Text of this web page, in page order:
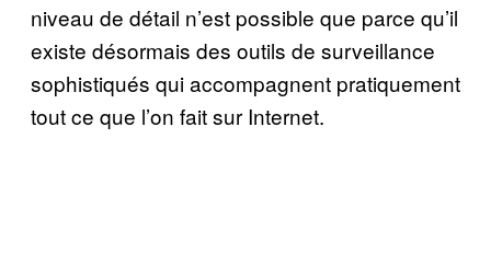
niveau de détail n’est possible que parce qu’il
existe désormais des outils de surveillance
sophistiqués qui accompagnent pratiquement
tout ce que l’on fait sur Internet.